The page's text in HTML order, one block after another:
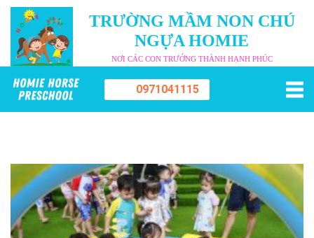
TRƯỜNG MẦM NON CHÚ
NGỰA HOMIE
NƠI CÁC CON TRƯỞNG THÀNH HẠNH PHÚC
0971041115